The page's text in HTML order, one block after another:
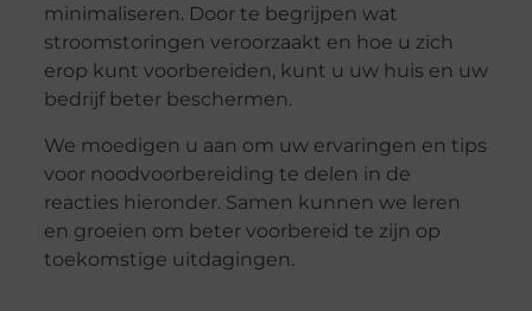
minimaliseren. Door te begrijpen wat
stroomstoringen veroorzaakt en hoe u zich
erop kunt voorbereiden, kunt u uw huis en uw
bedrijf beter beschermen.
We moedigen u aan om uw ervaringen en tips
voor noodvoorbereiding te delen in de
reacties hieronder. Samen kunnen we leren
en groeien om beter voorbereid te zijn op
toekomstige uitdagingen.